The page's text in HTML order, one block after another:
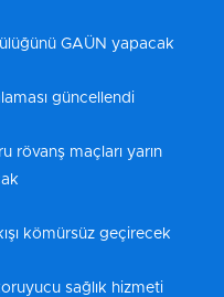
GAÜN yapacak
güncellendi
rövanş maçları yarın
kömürsüz geçirecek
sağlık hizmeti